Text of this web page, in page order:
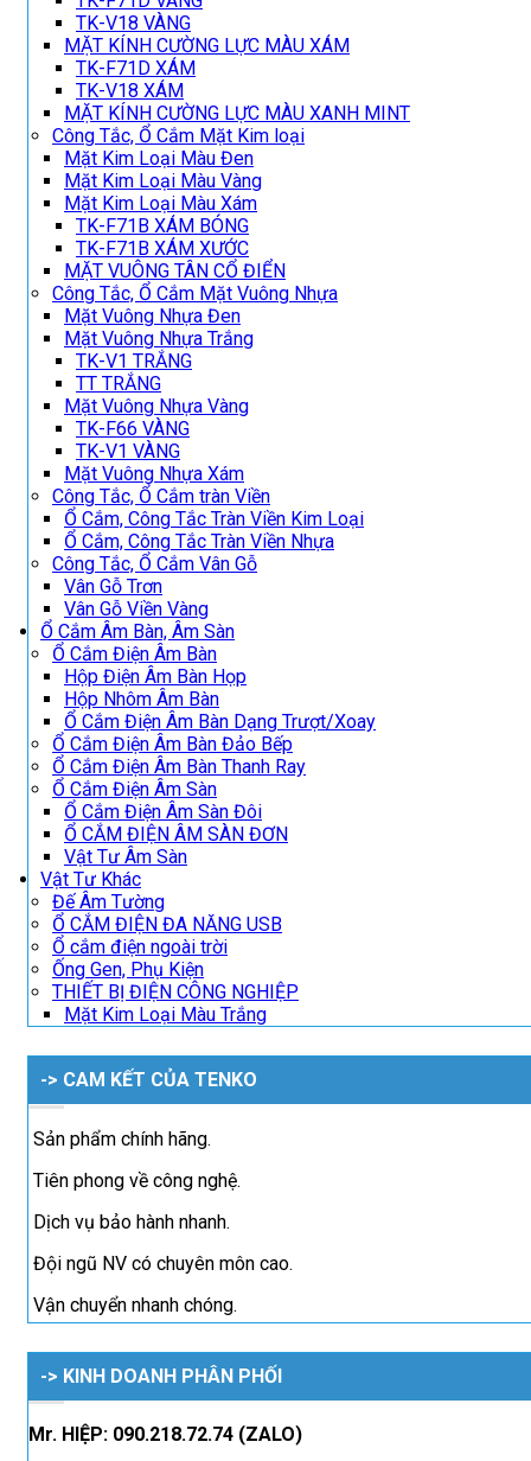
TK-V18 VÀNG
MẶT KÍNH CƯỜNG LỰC MÀU XÁM
TK-F71D XÁM
TK-V18 XÁM
MẶT KÍNH CƯỜNG LỰC MÀU XANH MINT
Công Tắc, Ổ Cắm Mặt Kim loại
Mặt Kim Loại Màu Đen
Mặt Kim Loại Màu Vàng
Mặt Kim Loại Màu Xám
TK-F71B XÁM BÓNG
TK-F71B XÁM XƯỚC
MẶT VUÔNG TÂN CỔ ĐIỂN
Công Tắc, Ổ Cắm Mặt Vuông Nhựa
Mặt Vuông Nhựa Đen
Mặt Vuông Nhựa Trắng
TK-V1 TRẮNG
TT TRẮNG
Mặt Vuông Nhựa Vàng
TK-F66 VÀNG
TK-V1 VÀNG
Mặt Vuông Nhựa Xám
Công Tắc, Ổ Cắm tràn Viền
Ổ Cắm, Công Tắc Tràn Viền Kim Loại
Ổ Cắm, Công Tắc Tràn Viền Nhựa
Công Tắc, Ổ Cắm Vân Gỗ
Vân Gỗ Trơn
Vân Gỗ Viền Vàng
Ổ Cắm Âm Bàn, Âm Sàn
Ổ Cắm Điện Âm Bàn
Hộp Điện Âm Bàn Họp
Hộp Nhôm Âm Bàn
Ổ Cắm Điện Âm Bàn Dạng Trượt/Xoay
Ổ Cắm Điện Âm Bàn Đảo Bếp
Ổ Cắm Điện Âm Bàn Thanh Ray
Ổ Cắm Điện Âm Sàn
Ổ Cắm Điện Âm Sàn Đôi
Ổ CẮM ĐIỆN ÂM SÀN ĐƠN
Vật Tư Âm Sàn
Vật Tư Khác
Đế Âm Tường
Ổ CẮM ĐIỆN ĐA NĂNG USB
Ổ cắm điện ngoài trời
Ống Gen, Phụ Kiện
THIẾT BỊ ĐIỆN CÔNG NGHIỆP
Mặt Kim Loại Màu Trắng
-> CAM KẾT CỦA TENKO
Sản phẩm chính hãng.
Tiên phong về công nghệ.
Dịch vụ bảo hành nhanh.
Đội ngũ NV có chuyên môn cao.
Vận chuyển nhanh chóng.
-> KINH DOANH PHÂN PHỐI
Mr. HIỆP: 090.218.72.74 (ZALO)